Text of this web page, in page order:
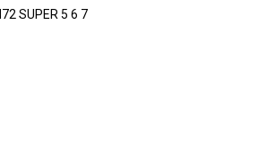
SUPER 5 6 7